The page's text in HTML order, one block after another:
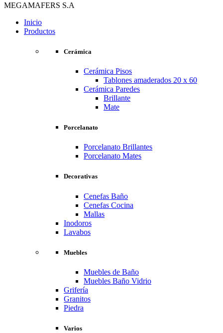
MEGAMAFERS S.A
Inicio
Productos
Cerámica
Cerámica Pisos
Tablones amaderados 20 x 60
Cerámica Paredes
Brillante
Mate
Porcelanato
Porcelanato Brillantes
Porcelanato Mates
Decorativas
Cenefas Baño
Cenefas Cocina
Mallas
Inodoros
Lavabos
Muebles
Muebles de Baño
Muebles Baño Vidrio
Grifería
Granitos
Piedra
Varios